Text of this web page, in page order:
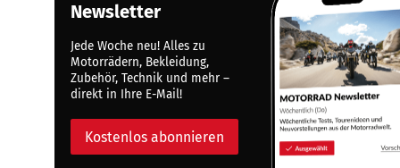
Newsletter
Jede Woche neu! Alles zu
Motorrädern, Bekleidung,
Zubehör, Technik und mehr –
direkt in Ihre E-Mail!
Kostenlos abonnieren